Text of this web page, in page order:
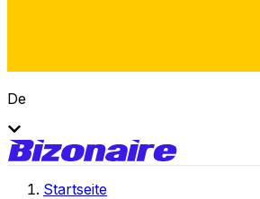
De
Startseite